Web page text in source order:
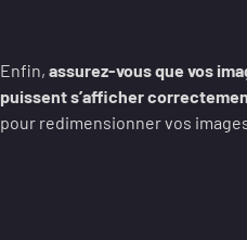
Enfin, assurez-vous que vos
puissent s’afficher
pour redimensionner vos